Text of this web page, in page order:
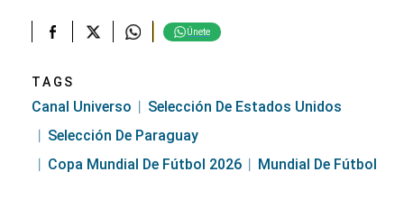
Únete
TAGS
Canal Universo
Selección De Estados Unidos
Selección De Paraguay
Copa Mundial De Fútbol 2026
Mundial De Fútbol